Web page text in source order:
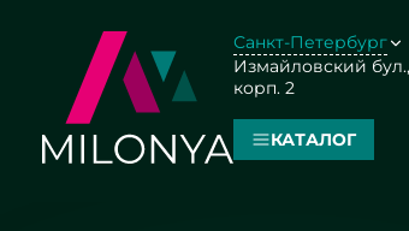
Санкт-Петербург
Измайловский бул.,
корп. 2
КАТАЛОГ